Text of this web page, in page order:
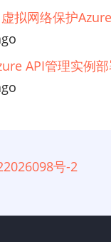
虚拟网络保护
API管理实例
号-2